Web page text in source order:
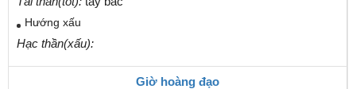
Hướng xấu
Hạc thần(xấu):
Giờ hoàng đạo